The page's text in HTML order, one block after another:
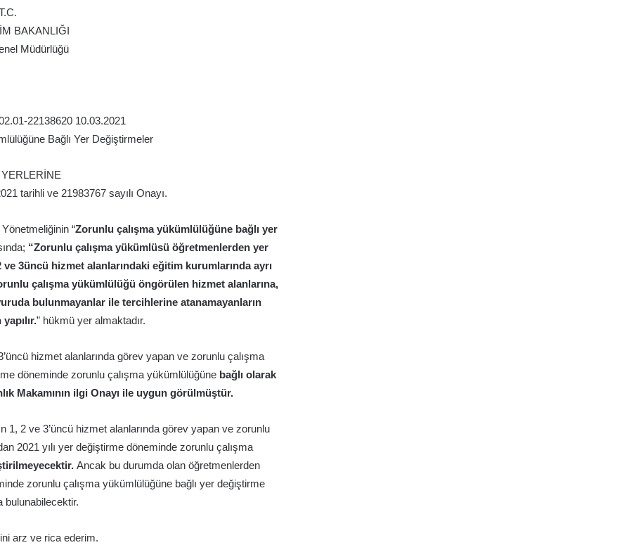
BAKANLIĞI
Müdürlüğü
22138620 10.03.2021
Bağlı Yer Değiştirmeler
tarihli ve 21983767 sayılı Onayı.
“Zorunlu çalışma yükümlülüğüne bağlı yer
“Zorunlu çalışma yükümlüsü öğretmenlerden yer
3üncü hizmet alanlarındaki eğitim kurumlarında ayrı
çalışma yükümlülüğü öngörülen hizmet alanlarına,
bulunmayanlar ile tercihlerine atanamayanların
” hükmü yer almaktadır.
hizmet alanlarında görev yapan ve zorunlu çalışma
döneminde zorunlu çalışma yükümlülüğünebağlı olarak
Makamının ilgi Onayı ile uygun görülmüştür.
1, 2 ve 3’üncü hizmet alanlarında görev yapan ve zorunlu
2021 yılı yer değiştirme döneminde zorunlu çalışma
Ancak bu durumda olan öğretmenlerden
zorunlu çalışma yükümlülüğüne bağlı yer değiştirme
bulunabilecektir.
arz ve rica ederim.